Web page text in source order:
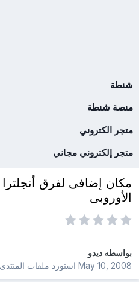
شنطة
منصة شنطة
متجر الكتروني
متجر إلكتروني مجاني
مكان إضافى لفرق
الأوروبى
بواسطهديدو
May 10, 2008استورد ملفات